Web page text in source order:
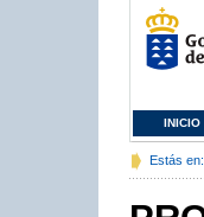
INICIO
Estás en: